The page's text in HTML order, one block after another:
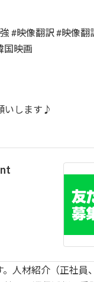
#映像翻訳 #映像翻
国映画
いします♪
人材紹介（正社員